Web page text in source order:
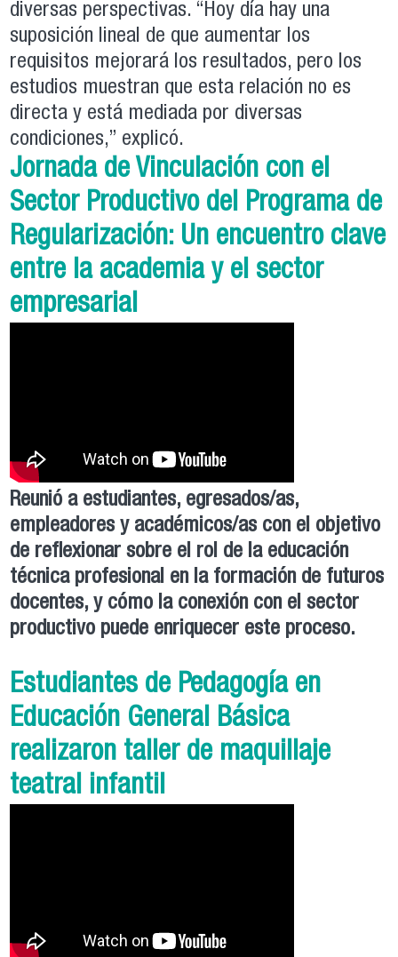
diversas perspectivas. “Hoy día hay una
suposición lineal de que aumentar los
requisitos mejorará los resultados, pero los
estudios muestran que esta relación no es
directa y está mediada por diversas
condiciones,” explicó.
Jornada de Vinculación con el
Sector Productivo del Programa de
Regularización: Un encuentro clave
entre la academia y el sector
empresarial
Reunió a estudiantes, egresados/as,
empleadores y académicos/as con el objetivo
de reflexionar sobre el rol de la educación
técnica profesional en la formación de futuros
docentes, y cómo la conexión con el sector
productivo puede enriquecer este proceso.
Estudiantes de Pedagogía en
Educación General Básica
realizaron taller de maquillaje
teatral infantil